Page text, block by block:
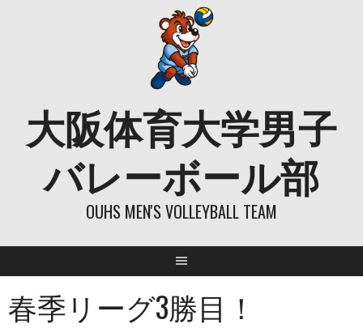
大阪体育大学男子
バレーボール部
OUHS MEN'S VOLLEYBALL TEAM
春季リーグ3勝目！